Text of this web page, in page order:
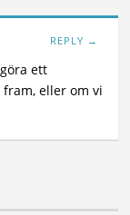
REPLY →
ett
eller om vi